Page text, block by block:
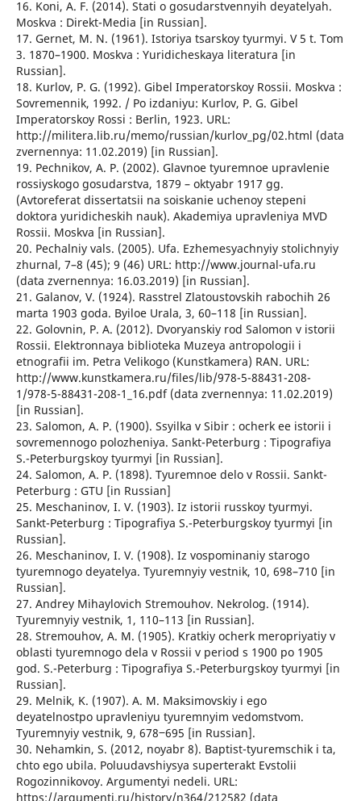
16. Koni, A. F. (2014). Stati o gosudarstvennyih deyatelyah.
Moskva : Direkt-Media [in Russian].
17. Gernet, M. N. (1961). Istoriya tsarskoy tyurmyi. V 5 t. Tom
3. 1870–1900. Moskva : Yuridicheskaya literatura [in
Russian].
18. Kurlov, P. G. (1992). Gibel Imperatorskoy Rossii. Moskva :
Sovremennik, 1992. / Po izdaniyu: Kurlov, P. G. Gibel
Imperatorskoy Rossi : Berlin, 1923. URL:
http://militera.lib.ru/memo/russian/kurlov_pg/02.html (data
zvernennya: 11.02.2019) [in Russian].
19. Pechnikov, A. P. (2002). Glavnoe tyuremnoe upravlenie
rossiyskogo gosudarstva, 1879 – oktyabr 1917 gg.
(Avtoreferat dissertatsii na soiskanie uchenoy stepeni
doktora yuridicheskih nauk). Akademiya upravleniya MVD
Rossii. Moskva [in Russian].
20. Pechalniy vals. (2005). Ufa. Ezhemesyachnyiy stolichnyiy
zhurnal, 7–8 (45); 9 (46) URL: http://www.journal-ufa.ru
(data zvernennya: 16.03.2019) [in Russian].
21. Galanov, V. (1924). Rasstrel Zlatoustovskih rabochih 26
marta 1903 goda. Byiloe Urala, 3, 60–118 [in Russian].
22. Golovnin, P. A. (2012). Dvoryanskiy rod Salomon v istorii
Rossii. Elektronnaya biblioteka Muzeya antropologii i
etnografii im. Petra Velikogo (Kunstkamera) RAN. URL:
http://www.kunstkamera.ru/files/lib/978-5-88431-208-
1/978-5-88431-208-1_16.pdf (data zvernennya: 11.02.2019)
[in Russian].
23. Salomon, A. P. (1900). Ssyilka v Sibir : ocherk ee istorii i
sovremennogo polozheniya. Sankt-Peterburg : Tipografiya
S.-Peterburgskoy tyurmyi [in Russian].
24. Salomon, A. P. (1898). Tyuremnoe delo v Rossii. Sankt-
Peterburg : GTU [in Russian]
25. Meschaninov, I. V. (1903). Iz istorii russkoy tyurmyi.
Sankt-Peterburg : Tipografiya S.-Peterburgskoy tyurmyi [in
Russian].
26. Meschaninov, I. V. (1908). Iz vospominaniy starogo
tyuremnogo deyatelya. Tyuremnyiy vestnik, 10, 698–710 [in
Russian].
27. Andrey Mihaylovich Stremouhov. Nekrolog. (1914).
Tyuremnyiy vestnik, 1, 110–113 [in Russian].
28. Stremouhov, A. M. (1905). Kratkiy ocherk meropriyatiy v
oblasti tyuremnogo dela v Rossii v period s 1900 po 1905
god. S.-Peterburg : Tipografiya S.-Peterburgskoy tyurmyi [in
Russian].
29. Melnik, K. (1907). A. M. Maksimovskiy i ego
deyatelnostpo upravleniyu tyuremnyim vedomstvom.
Tyuremnyiy vestnik, 9, 678‒695 [in Russian].
30. Nehamkin, S. (2012, noyabr 8). Baptist-tyuremschik i ta,
chto ego ubila. Poluudavshiysya superterakt Evstolii
Rogozinnikovoy. Argumentyi nedeli. URL:
https://argumenti.ru/history/n364/212582 (data